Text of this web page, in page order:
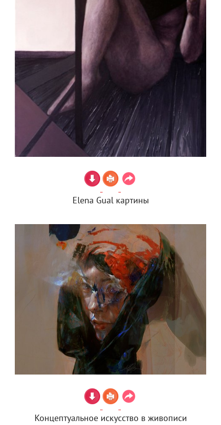
Elena Gual картины
Концептуальное искусство в живописи